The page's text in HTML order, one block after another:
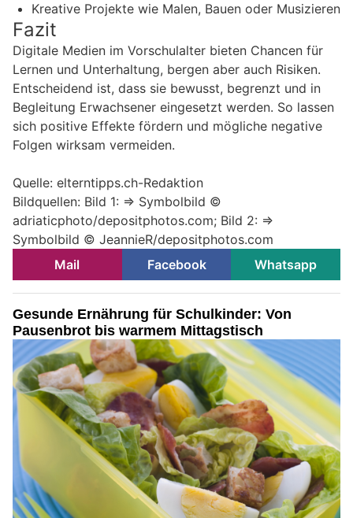
Kreative Projekte wie Malen, Bauen oder Musizieren
Fazit
Digitale Medien im Vorschulalter bieten Chancen für
Lernen und Unterhaltung, bergen aber auch Risiken.
Entscheidend ist, dass sie bewusst, begrenzt und in
Begleitung Erwachsener eingesetzt werden. So lassen
sich positive Effekte fördern und mögliche negative
Folgen wirksam vermeiden.
Quelle: elterntipps.ch-Redaktion
Bildquellen: Bild 1: => Symbolbild ©
adriaticphoto/depositphotos.com; Bild 2: =>
Symbolbild © JeannieR/depositphotos.com
Mail
Facebook Whatsapp
Gesunde Ernährung für Schulkinder: Von
Pausenbrot bis warmem Mittagstisch